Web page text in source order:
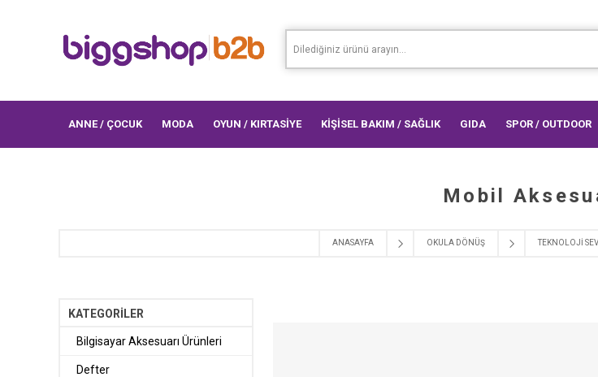
ANNE / ÇOCUK MODA OYUN / KIRTASİYE KİŞİSEL BAKIM / SAĞLIK GIDA SPOR / OUTDOOR
ANASAYFA OKULA DÖNÜŞ TEKNOLOJİ
Mobil
KATEGORİLER
Bilgisayar Aksesuarı Ürünleri
Defter